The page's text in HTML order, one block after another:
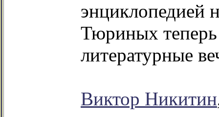
энциклопедией
Тюриных теперь
литературные
Виктор Никитин